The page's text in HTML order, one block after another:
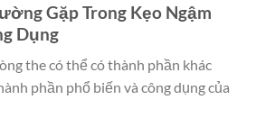
Gặp Trong Kẹo Ngậm
Dụng
the có thể có thành phần khác
phần phổ biến và công dụng của